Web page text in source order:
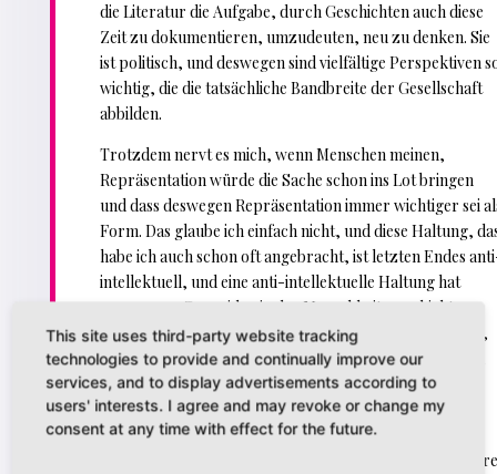
die Literatur die Aufgabe, durch Geschichten auch diese
Zeit zu dokumentieren, umzudeuten, neu zu denken. Sie
ist politisch, und deswegen sind vielfältige Perspektiven
wichtig, die die tatsächliche Bandbreite der Gesellschaft
abbilden.
Trotzdem nervt es mich, wenn Menschen meinen,
Repräsentation würde die Sache schon ins Lot bringen
und dass deswegen Repräsentation immer wichtiger sei
Form. Das glaube ich einfach nicht, und diese Haltung,
habe ich auch schon oft angebracht, ist letzten Endes
intellektuell, und eine anti-intellektuelle Haltung hat
genauso zu Genoziden in der Menschheitsgeschichte
geführt wie eine, die sich gegen Menschen ohne Bildung,
ohne jegliches Kapital richtet. An bloßer Repräsentation
ist auch auszusetzen, dass es einen Personenkult, einen
Celebrity-Kult begünstigt, dass es dann wirklich eher
darum geht, die eigene Sprache mehr zu policen als das
eigene Verhalten. Und unsere Schreib-Celebrities,
This site uses third-party website tracking
technologies to provide and continually improve our
services, and to display advertisements according to
users' interests. I agree and may revoke or change my
consent at any time with effect for the future.